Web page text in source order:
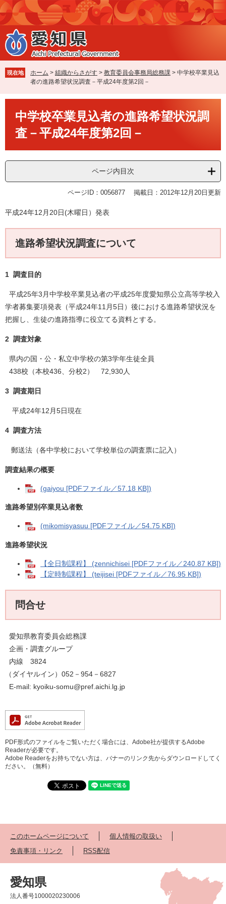
ペ
ー
ジ
の
先
で
す
メ
ニ
ュ
ー
を
ば
し
本
現在地 ホーム > 組織からさがす > 教育委員会事務局総務課 > 中学校卒業見込
者の進路希望状況調査－平成24年度第2回－
中学校卒業見込者の進路希望状況調
査－平成24年度第2回－
ページ内目次
ページID：0056877 掲載日：2012年12月20日更新
平成24年12月20日(木曜日）発表
進路希望状況調査について
1 調査目的
平成25年3月中学校卒業見込者の平成25年度愛知県公立高等学校入
学者募集要項発表（平成24年11月5日）後における進路希望状況を
把握し、生徒の進路指導に役立てる資料とする。
2 調査対象
県内の国・公・私立中学校の第3学年生徒全員
438校（本校436、分校2） 72,930人
3 調査期日
平成24年12月5日現在
4 調査方法
郵送法（各中学校において学校単位の調査票に記入）
調査結果の概要
(gaiyou [PDFファイル／57.18 KB])
進路希望別卒業見込者数
(mikomisyasuu [PDFファイル／54.75 KB])
進路希望状況
【全日制課程】 (zennichisei [PDFファイル／240.87 KB])
【定時制課程】 (teijisei [PDFファイル／76.95 KB])
問合せ
愛知県教育委員会総務課
企画・調査グループ
内線 3824
（ダイヤルイン）052－954－6827
E-mail: kyoiku-somu@pref.aichi.lg.jp
PDF形式のファイルをご覧いただく場合には、Adobe社が提供するAdobe
Readerが必要です。
Adobe Readerをお持ちでない方は、バナーのリンク先からダウンロードしてく
ださい。（無料）
このホームページについて
個人情報の取扱い
免責事項・リンク
RSS配信
愛知県
法人番号1000020230006